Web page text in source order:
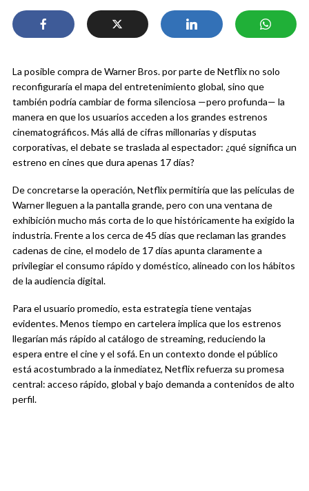
La posible compra de Warner Bros. por parte de Netflix no solo
reconfiguraría el mapa del entretenimiento global, sino que
también podría cambiar de forma silenciosa —pero profunda— la
manera en que los usuarios acceden a los grandes estrenos
cinematográficos. Más allá de cifras millonarias y disputas
corporativas, el debate se traslada al espectador: ¿qué significa un
estreno en cines que dura apenas 17 días?
De concretarse la operación, Netflix permitiría que las películas de
Warner lleguen a la pantalla grande, pero con una ventana de
exhibición mucho más corta de lo que históricamente ha exigido la
industria. Frente a los cerca de 45 días que reclaman las grandes
cadenas de cine, el modelo de 17 días apunta claramente a
privilegiar el consumo rápido y doméstico, alineado con los hábitos
de la audiencia digital.
Para el usuario promedio, esta estrategia tiene ventajas
evidentes. Menos tiempo en cartelera implica que los estrenos
llegarían más rápido al catálogo de streaming, reduciendo la
espera entre el cine y el sofá. En un contexto donde el público
está acostumbrado a la inmediatez, Netflix refuerza su promesa
central: acceso rápido, global y bajo demanda a contenidos de alto
perfil.